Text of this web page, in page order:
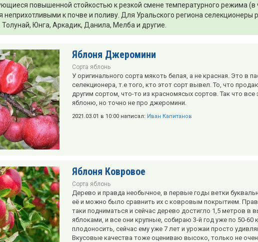
повышенной стойкостью к резкой смене температурного режима (в
к почве и поливу. Для Уральского региона
Толунай, Юнга, Аркадик, Данила, Мелба и другие.
Яблоня Джеромини
Сорта яблонь
У оригинального сорта мякоть белая, а не красная. Это в
селекционера, т.е того, кто этот сорт вывел. То, что
другим сортом, что-то из красномясых сортов. Так что
яблоню, но точно не про джеромини.
2021.03.01 в 10:00 написал: Иван Капитанов
Яблоня Ковровое
Сорта яблонь
Дерево и правда необычное, в первые годы ветки
её и можно было сравнить их с ковровым покрытием.
таки подниматься и сейчас дерево достигло 1,5 метров в
яблоками, и все они крупные, собираю 3-й год уже по 50-60
плодоносить, сейчас ему уже 7 лет и урожаи просто
Вкусовые качества тоже оцениваю высоко, только не